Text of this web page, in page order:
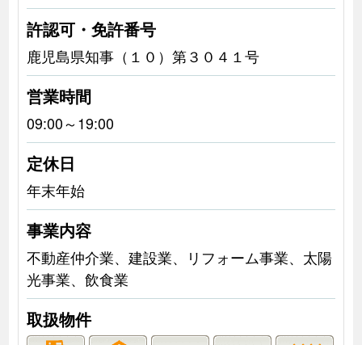
許認可・免許番号
鹿児島県知事（１０）第３０４１号
営業時間
09:00～19:00
定休日
年末年始
事業内容
不動産仲介業、建設業、リフォーム事業、太陽
光事業、飲食業
取扱物件